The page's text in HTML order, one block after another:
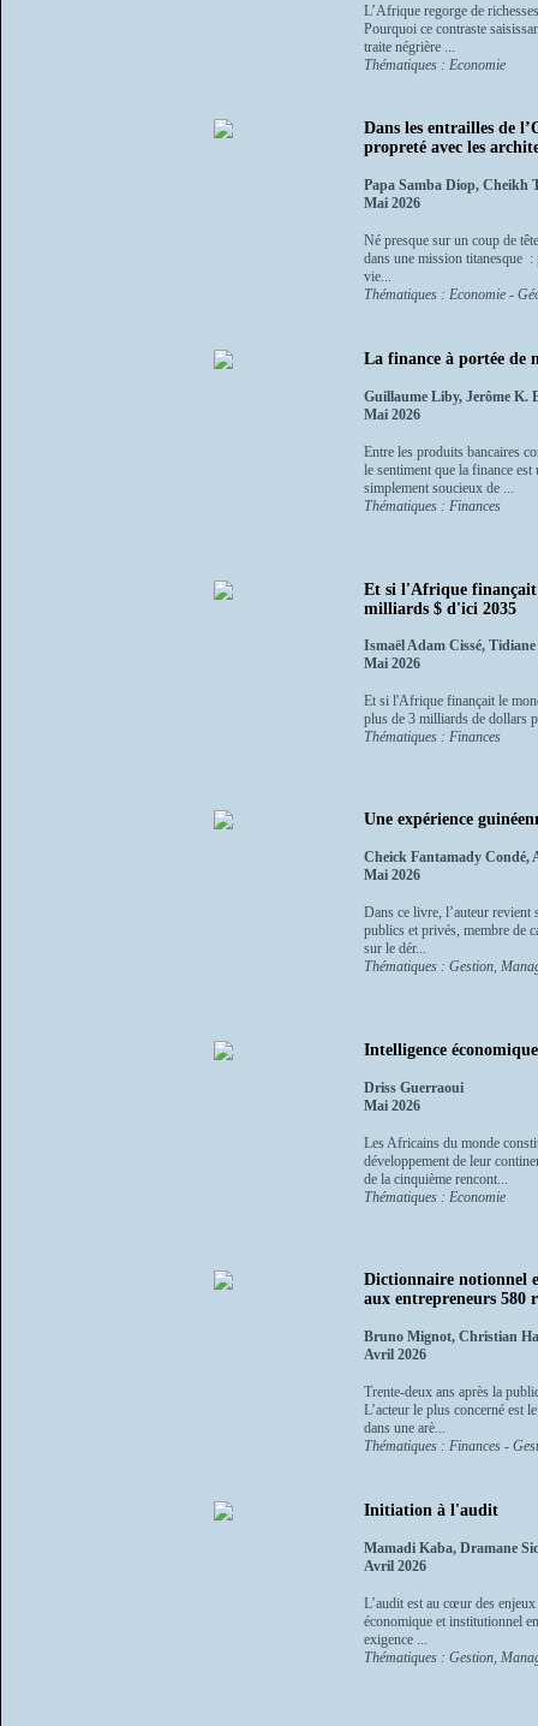
L’Afrique regorge de
Pourquoi ce contraste
traite négrière ...
Thématiques : Economie
Dans les entrailles de
propreté avec les
Papa Samba Diop, Cheikh
Mai 2026
Né presque sur un coup de
dans une mission titanesque
vie...
Thématiques : Economie -
La finance à portée de
Guillaume Liby, Jerôme K.
Mai 2026
Entre les produits bancaires
le sentiment que la finance
simplement soucieux de ...
Thématiques : Finances
Et si l'Afrique finançait
milliards $ d'ici 2035
Ismaël Adam Cissé,
Mai 2026
Et si l'Afrique finançait le
plus de 3 milliards de dollars
Thématiques : Finances
Une expérience
Cheick Fantamady Condé,
Mai 2026
Dans ce livre, l’auteur revient
publics et privés, membre de
sur le dér...
Thématiques : Gestion,
Intelligence
Driss Guerraoui
Mai 2026
Les Africains du monde
développement de leur
de la cinquième rencont...
Thématiques : Economie
Dictionnaire notionnel
aux entrepreneurs 580
Bruno Mignot, Christian
Avril 2026
Trente-deux ans après la
L’acteur le plus concerné est
dans une arè...
Thématiques : Finances -
Initiation à l'audit
Mamadi Kaba, Dramane
Avril 2026
L’audit est au cœur des
économique et institutionnel
exigence ...
Thématiques : Gestion,